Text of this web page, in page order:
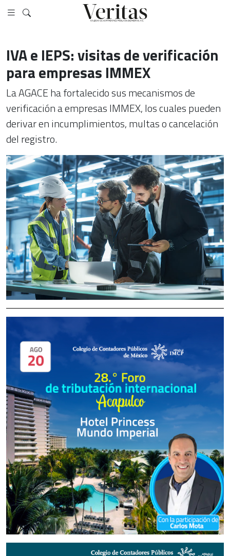
IVA e IEPS: visitas de verificación
para empresas IMMEX
La AGACE ha fortalecido sus mecanismos de
verificación a empresas IMMEX, los cuales pueden
derivar en incumplimientos, multas o cancelación
del registro.